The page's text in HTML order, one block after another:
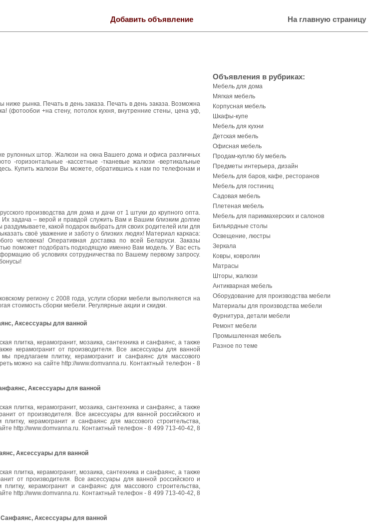
Добавить объявление На главную страницу
рынка. Печать в день заказа. Печать в день заказа. Возможна
(фотообои +на стену, потолок кухня, внутренние стены, цена уф,
рулонных штор. Жалюзи на окна Вашего дома и офиса различных
-горизонтальные -кассетные -тканевые жалюзи -вертикальные
Купить жалюзи Вы можете, обратившись к нам по телефонам и
производства для дома и дачи от 1 штуки до крупного опта.
Их задача – верой и правдой служить Вам и Вашим близким долгие
какой подарок выбрать для своих родителей или для
своё уважение и заботу о близких людях! Материал каркаса:
человека! Оперативная доставка по всей Беларуси. Заказы
поможет подобрать подходящую именно Вам модель. У Вас есть
об условиях сотрудничества по Вашему первому запросу.
региону с 2008 года, услуги сборки мебели выполняются на
стоимость сборки мебели. Регулярные акции и скидки.
Аксессуары для ванной
плитка, керамогранит, мозаика, сантехника и санфаянс, а также
керамогранит от производителя. Все аксессуары для ванной
предлагаем плитку, керамогранит и санфаянс для массового
можно на сайте http://www.domvanna.ru. Контактный телефон - 8
Аксессуары для ванной
плитка, керамогранит, мозаика, сантехника и санфаянс, а также
от производителя. Все аксессуары для ванной российского и
керамогранит и санфаянс для массового строительства,
http://www.domvanna.ru. Контактный телефон - 8 499 713-40-42, 8
Аксессуары для ванной
плитка, керамогранит, мозаика, сантехника и санфаянс, а также
от производителя. Все аксессуары для ванной российского и
керамогранит и санфаянс для массового строительства,
http://www.domvanna.ru. Контактный телефон - 8 499 713-40-42, 8
Санфаянс, Аксессуары для ванной
Объявления в рубриках:
Мебель для дома
Мягкая мебель
Корпусная мебель
Шкафы-купе
Мебель для кухни
Детская мебель
Офисная мебель
Продам-куплю б/у мебель
Предметы интерьера, дизайн
Мебель для баров, кафе, ресторанов
Мебель для гостиниц
Садовая мебель
Плетеная мебель
Мебель для парикмахерских и салонов
Бильярдные столы
Освещение, люстры
Зеркала
Ковры, ковролин
Матрасы
Шторы, жалюзи
Антикварная мебель
Оборудование для производства мебели
Материалы для производства мебели
Фурнитура, детали мебели
Ремонт мебели
Промышленная мебель
Разное по теме